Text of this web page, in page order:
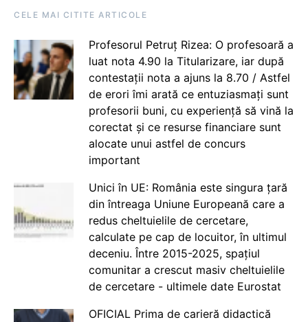
CELE MAI CITITE ARTICOLE
Profesorul Petruț Rizea: O profesoară a
luat nota 4.90 la Titularizare, iar după
contestații nota a ajuns la 8.70 / Astfel
de erori îmi arată ce entuziasmați sunt
profesorii buni, cu experiență să vină la
corectat și ce resurse financiare sunt
alocate unui astfel de concurs
important
Unici în UE: România este singura țară
din întreaga Uniune Europeană care a
redus cheltuielile de cercetare,
calculate pe cap de locuitor, în ultimul
deceniu. Între 2015-2025, spațiul
comunitar a crescut masiv cheltuielile
de cercetare - ultimele date Eurostat
OFICIAL Prima de carieră didactică